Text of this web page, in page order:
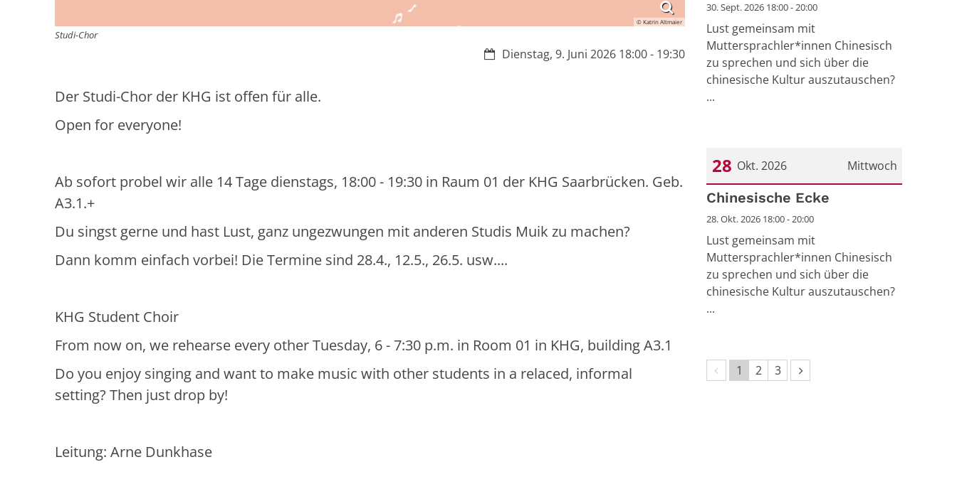
© Katrin Altmaier
Studi-Chor
Datum:Dienstag, 9. Juni 2026 18:00 - 19:30
Der Studi-Chor der KHG ist offen für alle.
Open for everyone!
Ab sofort probel wir alle 14 Tage dienstags, 18:00 - 19:30 in Raum 01 der KHG Saarbrücken. Geb.
A3.1.+
Du singst gerne und hast Lust, ganz ungezwungen mit anderen Studis Muik zu machen?
Dann komm einfach vorbei! Die Termine sind 28.4., 12.5., 26.5. usw....
KHG Student Choir
From now on, we rehearse every other Tuesday, 6 - 7:30 p.m. in Room 01 in KHG, building A3.1
Do you enjoy singing and want to make music with other students in a relaced, informal
setting? Then just drop by!
Leitung: Arne Dunkhase
30. Sept. 2026 18:00 - 20:00
Lust gemeinsam mit
Muttersprachler*innen Chinesisch
zu sprechen und sich über die
chinesische Kultur auszutauschen?
...
Mittwoch
28 Okt. 2026
Datum: 28. Oktober 2026
Chinesische Ecke
28. Okt. 2026 18:00 - 20:00
Lust gemeinsam mit
Muttersprachler*innen Chinesisch
zu sprechen und sich über die
chinesische Kultur auszutauschen?
...
Vorherige Seite
1 2 3 Nächste Seite